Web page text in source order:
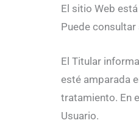
El sitio Web
Puede
El Titular
esté amparada
tratamiento. En
Usuario.